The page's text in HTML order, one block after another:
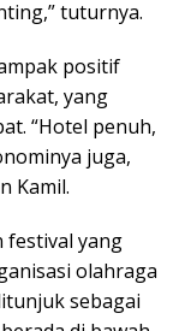
tuturnya.
positif
yang
“Hotel penuh,
juga,
Kamil.
festival yang
olahraga
sebagai